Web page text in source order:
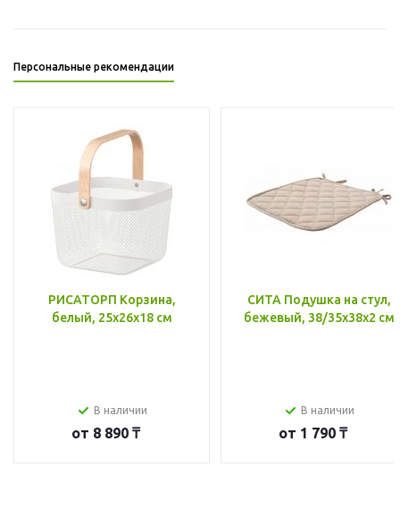
Персональные рекомендации
РИСАТОРП Корзина,
белый, 25x26x18 см
В наличии
от 8 890 ₸
СИТА Подушка на стул,
бежевый, 38/35x38x2 см
В наличии
от 1 790 ₸